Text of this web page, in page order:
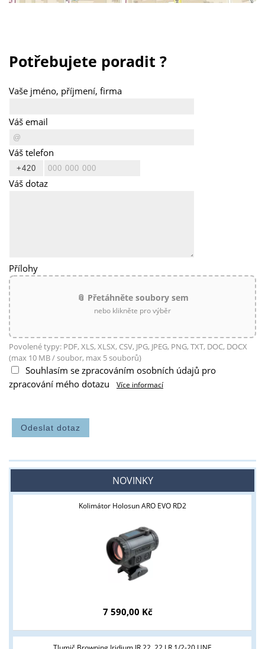
Potřebujete poradit ?
Vaše jméno, příjmení, firma
Váš email
Váš telefon
Váš dotaz
Přílohy
📎 Přetáhněte soubory sem
nebo klikněte pro výběr
Povolené typy: PDF, XLS, XLSX, CSV, JPG, JPEG, PNG, TXT, DOC, DOCX
(max 10 MB / soubor, max 5 souborů)
Souhlasím se zpracováním osobních údajů pro
zpracování mého dotazu
Více informací
NOVINKY
Kolimátor Holosun ARO EVO RD2
7 590,00 Kč